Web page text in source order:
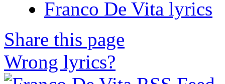
Franco De Vita lyrics
Share this page
Wrong lyrics?